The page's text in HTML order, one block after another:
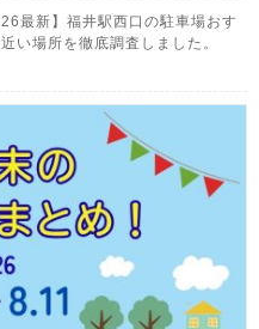
最新】福井駅西口の駐車場おす
い場所を徹底調査しました。